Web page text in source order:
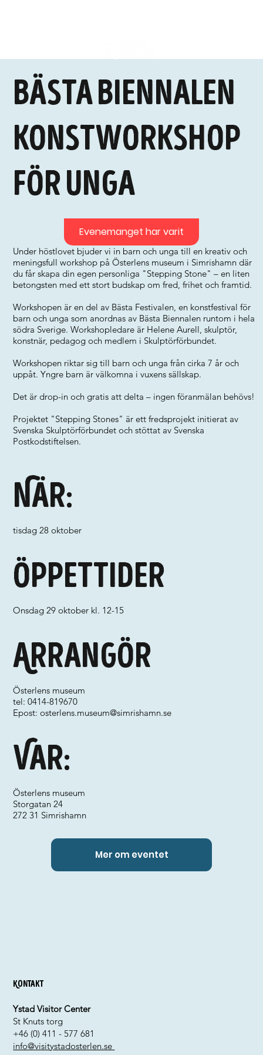
Bästa Biennalen
konstworkshop
för unga
Under höstlovet bjuder vi in barn och unga till en kreativ och
meningsfull workshop på Österlens museum i Simrishamn där
du får skapa din egen personliga "Stepping Stone" – en liten
betongsten med ett stort budskap om fred, frihet och framtid.
Workshopen är en del av Bästa Festivalen, en konstfestival för
barn och unga som anordnas av Bästa Biennalen runtom i hela
södra Sverige. Workshopledare är Helene Aurell, skulptör,
konstnär, pedagog och medlem i Skulptörförbundet.
Workshopen riktar sig till barn och unga från cirka 7 år och
uppåt. Yngre barn är välkomna i vuxens sällskap.
Det är drop-in och gratis att delta – ingen föranmälan behövs!
Projektet "Stepping Stones" är ett fredsprojekt initierat av
Svenska Skulptörförbundet och stöttat av Svenska
Postkodstiftelsen.
När:
tisdag 28 oktober
Var:
Arrangör
Österlens museum
tel: 0414-819670
Epost:osterlens.museum@simrishamn.se
Österlens museum
Storgatan 24
272 31 Simrishamn
Öppettider
Onsdag 29 oktober kl. 12-15
Mer om eventet
Evenemanget har varit
Kontakt
Ystad Visitor Center
St Knuts torg
+46 (0) 411 - 577 681
info@visitystadosterlen.se